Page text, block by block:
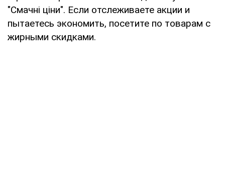
"Смачні ціни". Если отслеживаете акции и
пытаетесь экономить, посетите по товарам с
жирными скидками.